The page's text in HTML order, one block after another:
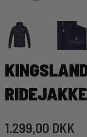
RIDEJAKKE
1.299,00 DKK